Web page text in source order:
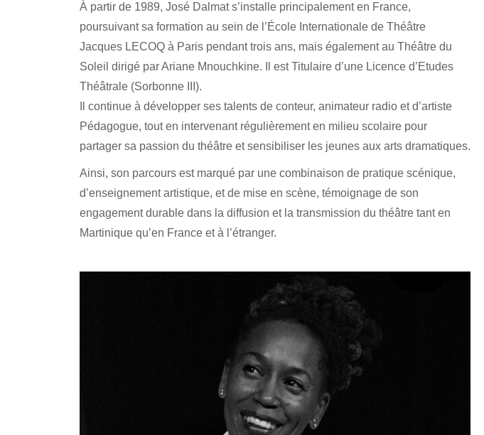
À partir de 1989, José Dalmat s’installe principalement en France,
poursuivant sa formation au sein de l’École Internationale de Théâtre
Jacques LECOQ à Paris pendant trois ans, mais également au Théâtre du
Soleil dirigé par Ariane Mnouchkine. Il est Titulaire d’une Licence d’Etudes
Théâtrale (Sorbonne III).
Il continue à développer ses talents de conteur, animateur radio et d’artiste
Pédagogue, tout en intervenant régulièrement en milieu scolaire pour
partager sa passion du théâtre et sensibiliser les jeunes aux arts dramatiques.
Ainsi, son parcours est marqué par une combinaison de pratique scénique,
d’enseignement artistique, et de mise en scène, témoignage de son
engagement durable dans la diffusion et la transmission du théâtre tant en
Martinique qu’en France et à l’étranger.